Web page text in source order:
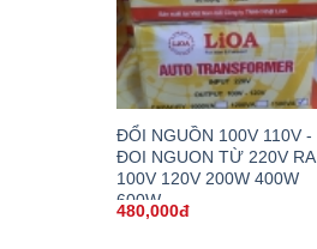
ĐỔI NGUỒN 100V 110V -
ĐOI NGUON TỪ 220V RA
100V 120V 200W 400W
600W
480,000đ